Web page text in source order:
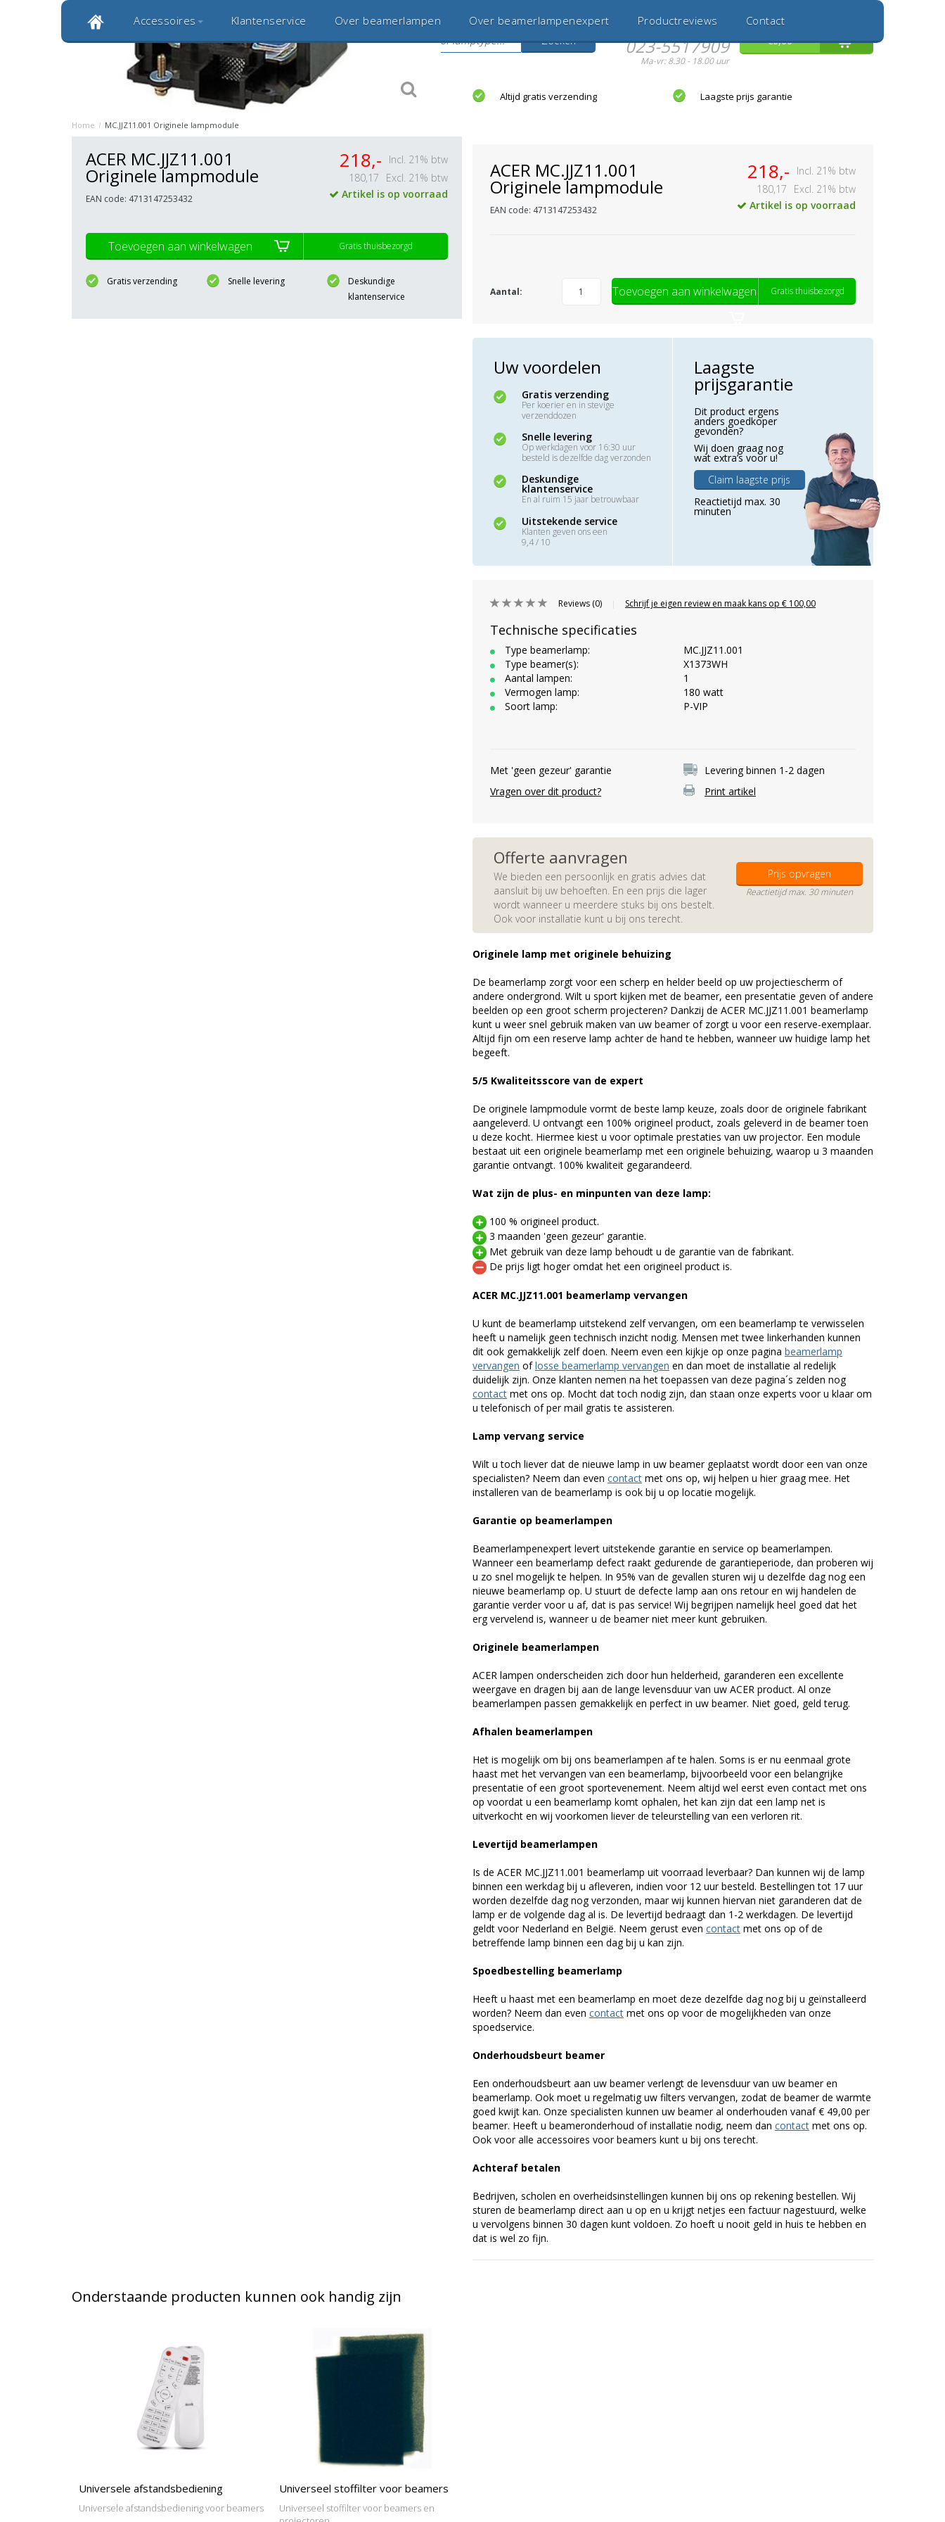
Inloggen
Klantbeoordeling 9,0
Bekijk alle 1000+ reviews
Zoeken
Hulp nodig?
023-5517909
Ma-vr: 8.30 - 18.00 uur
€0,00
Accessoires Klantenservice Over beamerlampen Over beamerlampenexpert Productreviews Contact
Originele kwaliteitsproducten 20 jaar betrouwbaar en ervaren Altijd gratis verzending Laagste prijs garantie
Home / MC.JJZ11.001 Originele lampmodule
ACER MC.JJZ11.001
Originele lampmodule
EAN code: 4713147253432
218,-
Incl. 21% btw
180,17
Excl. 21% btw
Artikel is op voorraad
Toevoegen aan winkelwagen Gratis thuisbezorgd
Gratis verzending Snelle levering
Deskundige
klantenservice
ACER MC.JJZ11.001
Originele lampmodule
EAN code: 4713147253432
218,-
Incl. 21% btw
180,17
Excl. 21% btw
Artikel is op voorraad
Aantal: Toevoegen aan winkelwagen Gratis thuisbezorgd
Uw voordelen
Gratis verzending
Per koerier en in stevige
verzenddozen
Snelle levering
Op werkdagen voor 16:30 uur
besteld is dezelfde dag verzonden
Deskundige
klantenservice
En al ruim 15 jaar betrouwbaar
Uitstekende service
Klanten geven ons een
9,4 / 10
Laagste
prijsgarantie
Dit product ergens
anders goedkoper
gevonden?
Wij doen graag nog
wat extra’s voor u!
Claim laagste prijs
Reactietijd max. 30
minuten
Reviews (0) Schrijf je eigen review en maak kans op € 100,00
Technische specificaties
Type beamerlamp:
MC.JJZ11.001
Type beamer(s):
X1373WH
Aantal lampen:
1
Vermogen lamp:
180 watt
Soort lamp:
P-VIP
Met 'geen gezeur' garantie
Levering binnen 1-2 dagen
Vragen over dit product?
Print artikel
Offerte aanvragen
We bieden een persoonlijk en gratis advies dat
aansluit bij uw behoeften. En een prijs die lager
wordt wanneer u meerdere stuks bij ons bestelt.
Ook voor installatie kunt u bij ons terecht.
Prijs opvragen
Reactietijd max. 30 minuten
Originele lamp met originele behuizing
De beamerlamp zorgt voor een scherp en helder beeld op uw projectiescherm of
andere ondergrond. Wilt u sport kijken met de beamer, een presentatie geven of andere
beelden op een groot scherm projecteren? Dankzij de ACER MC.JJZ11.001 beamerlamp
kunt u weer snel gebruik maken van uw beamer of zorgt u voor een reserve-exemplaar.
Altijd fijn om een reserve lamp achter de hand te hebben, wanneer uw huidige lamp het
begeeft.
5/5 Kwaliteitsscore van de expert
De originele lampmodule vormt de beste lamp keuze, zoals door de originele fabrikant
aangeleverd. U ontvangt een 100% origineel product, zoals geleverd in de beamer toen
u deze kocht. Hiermee kiest u voor optimale prestaties van uw projector. Een module
bestaat uit een originele beamerlamp met een originele behuizing, waarop u 3 maanden
garantie ontvangt. 100% kwaliteit gegarandeerd.
Wat zijn de plus- en minpunten van deze lamp:
100 % origineel product.
3 maanden 'geen gezeur' garantie.
Met gebruik van deze lamp behoudt u de garantie van de fabrikant.
De prijs ligt hoger omdat het een origineel product is.
ACER MC.JJZ11.001 beamerlamp vervangen
U kunt de beamerlamp uitstekend zelf vervangen, om een beamerlamp te verwisselen
heeft u namelijk geen technisch inzicht nodig. Mensen met twee linkerhanden kunnen
dit ook gemakkelijk zelf doen. Neem even een kijkje op onze pagina beamerlamp
vervangen oflosse beamerlamp vervangen en dan moet de installatie al redelijk
duidelijk zijn. Onze klanten nemen na het toepassen van deze pagina´s zelden nog
contact met ons op. Mocht dat toch nodig zijn, dan staan onze experts voor u klaar om
u telefonisch of per mail gratis te assisteren.
Lamp vervang service
Wilt u toch liever dat de nieuwe lamp in uw beamer geplaatst wordt door een van onze
specialisten? Neem dan even contact met ons op, wij helpen u hier graag mee. Het
installeren van de beamerlamp is ook bij u op locatie mogelijk.
Garantie op beamerlampen
Beamerlampenexpert levert uitstekende garantie en service op beamerlampen.
Wanneer een beamerlamp defect raakt gedurende de garantieperiode, dan proberen wij
u zo snel mogelijk te helpen. In 95% van de gevallen sturen wij u dezelfde dag nog een
nieuwe beamerlamp op. U stuurt de defecte lamp aan ons retour en wij handelen de
garantie verder voor u af, dat is pas service! Wij begrijpen namelijk heel goed dat het
erg vervelend is, wanneer u de beamer niet meer kunt gebruiken.
Originele beamerlampen
ACER lampen onderscheiden zich door hun helderheid, garanderen een excellente
weergave en dragen bij aan de lange levensduur van uw ACER product. Al onze
beamerlampen passen gemakkelijk en perfect in uw beamer. Niet goed, geld terug.
Afhalen beamerlampen
Het is mogelijk om bij ons beamerlampen af te halen. Soms is er nu eenmaal grote
haast met het vervangen van een beamerlamp, bijvoorbeeld voor een belangrijke
presentatie of een groot sportevenement. Neem altijd wel eerst even contact met ons
op voordat u een beamerlamp komt ophalen, het kan zijn dat een lamp net is
uitverkocht en wij voorkomen liever de teleurstelling van een verloren rit.
Levertijd beamerlampen
Is de ACER MC.JJZ11.001 beamerlamp uit voorraad leverbaar? Dan kunnen wij de lamp
binnen een werkdag bij u afleveren, indien voor 12 uur besteld. Bestellingen tot 17 uur
worden dezelfde dag nog verzonden, maar wij kunnen hiervan niet garanderen dat de
lamp er de volgende dag al is. De levertijd bedraagt dan 1-2 werkdagen. De levertijd
geldt voor Nederland en België. Neem gerust even contact met ons op of de
betreffende lamp binnen een dag bij u kan zijn.
Spoedbestelling beamerlamp
Heeft u haast met een beamerlamp en moet deze dezelfde dag nog bij u geïnstalleerd
worden? Neem dan even contact met ons op voor de mogelijkheden van onze
spoedservice.
Onderhoudsbeurt beamer
Een onderhoudsbeurt aan uw beamer verlengt de levensduur van uw beamer en
beamerlamp. Ook moet u regelmatig uw filters vervangen, zodat de beamer de warmte
goed kwijt kan. Onze specialisten kunnen uw beamer al onderhouden vanaf € 49,00 per
beamer. Heeft u beameronderhoud of installatie nodig, neem dan contact met ons op.
Ook voor alle accessoires voor beamers kunt u bij ons terecht.
Achteraf betalen
Bedrijven, scholen en overheidsinstellingen kunnen bij ons op rekening bestellen. Wij
sturen de beamerlamp direct aan u op en u krijgt netjes een factuur nagestuurd, welke
u vervolgens binnen 30 dagen kunt voldoen. Zo hoeft u nooit geld in huis te hebben en
dat is wel zo fijn.
Onderstaande producten kunnen ook handig zijn
Universele afstandsbediening
Universele afstandsbediening voor beamers
Universeel stoffilter voor beamers
Universeel stoffilter voor beamers en